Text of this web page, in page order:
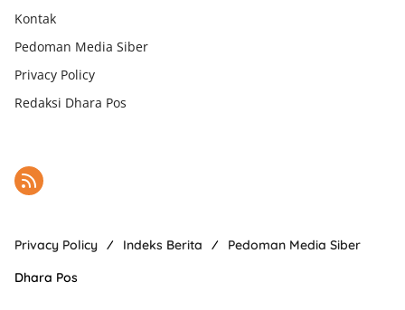
Kontak
Pedoman Media Siber
Privacy Policy
Redaksi Dhara Pos
Privacy Policy Indeks Berita
Pedoman Media Siber
Dhara Pos